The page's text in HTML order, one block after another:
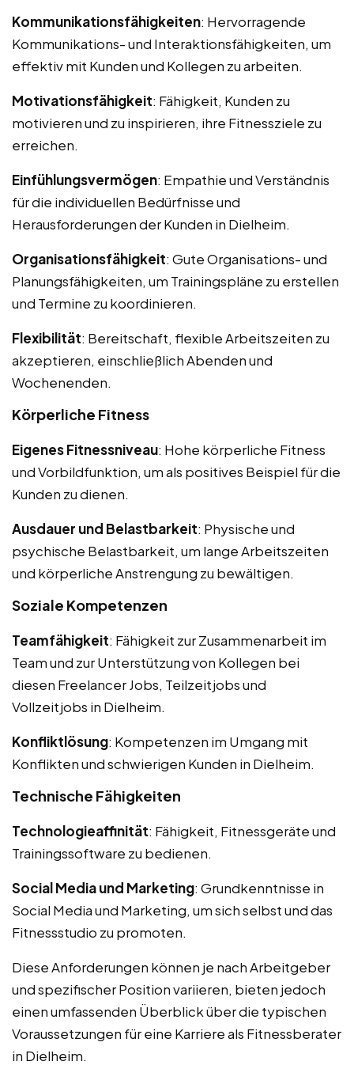
Kommunikationsfähigkeiten: Hervorragende
Kommunikations- und Interaktionsfähigkeiten, um
effektiv mit Kunden und Kollegen zu arbeiten.
Motivationsfähigkeit: Fähigkeit, Kunden zu
motivieren und zu inspirieren, ihre Fitnessziele zu
erreichen.
Einfühlungsvermögen: Empathie und Verständnis
für die individuellen Bedürfnisse und
Herausforderungen der Kunden in Dielheim.
Organisationsfähigkeit: Gute Organisations- und
Planungsfähigkeiten, um Trainingspläne zu erstellen
und Termine zu koordinieren.
Flexibilität: Bereitschaft, flexible Arbeitszeiten zu
akzeptieren, einschließlich Abenden und
Wochenenden.
Körperliche Fitness
Eigenes Fitnessniveau: Hohe körperliche Fitness
und Vorbildfunktion, um als positives Beispiel für die
Kunden zu dienen.
Ausdauer und Belastbarkeit: Physische und
psychische Belastbarkeit, um lange Arbeitszeiten
und körperliche Anstrengung zu bewältigen.
Soziale Kompetenzen
Teamfähigkeit: Fähigkeit zur Zusammenarbeit im
Team und zur Unterstützung von Kollegen bei
diesen Freelancer Jobs, Teilzeitjobs und
Vollzeitjobs in Dielheim.
Konfliktlösung: Kompetenzen im Umgang mit
Konflikten und schwierigen Kunden in Dielheim.
Technische Fähigkeiten
Technologieaffinität: Fähigkeit, Fitnessgeräte und
Trainingssoftware zu bedienen.
Social Media und Marketing: Grundkenntnisse in
Social Media und Marketing, um sich selbst und das
Fitnessstudio zu promoten.
Diese Anforderungen können je nach Arbeitgeber
und spezifischer Position variieren, bieten jedoch
einen umfassenden Überblick über die typischen
Voraussetzungen für eine Karriere als Fitnessberater
in Dielheim.